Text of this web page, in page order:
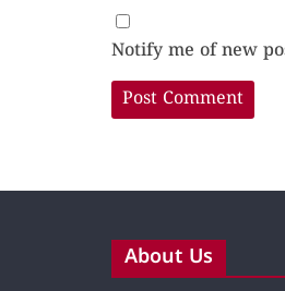
Notify me of new
About Us